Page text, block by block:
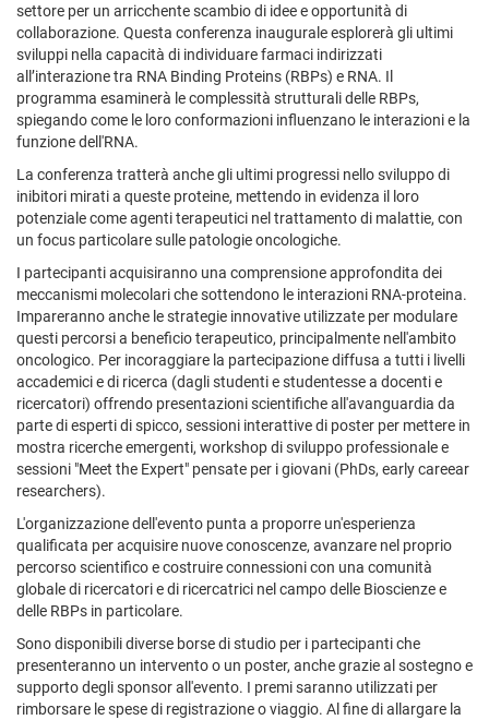
settore per un arricchente scambio di idee e opportunità di
collaborazione. Questa conferenza inaugurale esplorerà gli ultimi
sviluppi nella capacità di individuare farmaci indirizzati
all’interazione tra RNA Binding Proteins (RBPs) e RNA. Il
programma esaminerà le complessità strutturali delle RBPs,
spiegando come le loro conformazioni influenzano le interazioni e la
funzione dell'RNA.
La conferenza tratterà anche gli ultimi progressi nello sviluppo di
inibitori mirati a queste proteine, mettendo in evidenza il loro
potenziale come agenti terapeutici nel trattamento di malattie, con
un focus particolare sulle patologie oncologiche.
I partecipanti acquisiranno una comprensione approfondita dei
meccanismi molecolari che sottendono le interazioni RNA-proteina.
Impareranno anche le strategie innovative utilizzate per modulare
questi percorsi a beneficio terapeutico, principalmente nell'ambito
oncologico. Per incoraggiare la partecipazione diffusa a tutti i livelli
accademici e di ricerca (dagli studenti e studentesse a docenti e
ricercatori) offrendo presentazioni scientifiche all'avanguardia da
parte di esperti di spicco, sessioni interattive di poster per mettere in
mostra ricerche emergenti, workshop di sviluppo professionale e
sessioni "Meet the Expert" pensate per i giovani (PhDs, early careear
researchers).
L'organizzazione dell'evento punta a proporre un'esperienza
qualificata per acquisire nuove conoscenze, avanzare nel proprio
percorso scientifico e costruire connessioni con una comunità
globale di ricercatori e di ricercatrici nel campo delle Bioscienze e
delle RBPs in particolare.
Sono disponibili diverse borse di studio per i partecipanti che
presenteranno un intervento o un poster, anche grazie al sostegno e
supporto degli sponsor all'evento. I premi saranno utilizzati per
rimborsare le spese di registrazione o viaggio. Al fine di allargare la